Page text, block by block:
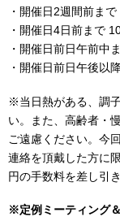
・開催日2週間前ま
・開催日4日前まで
・開催日前日午前中
・開催日前日午後以
※当日熱がある、調
い。また、高齢者・
ご遠慮ください。今
連絡を頂戴した方に
円の手数料を差し引
※定例ミーティング